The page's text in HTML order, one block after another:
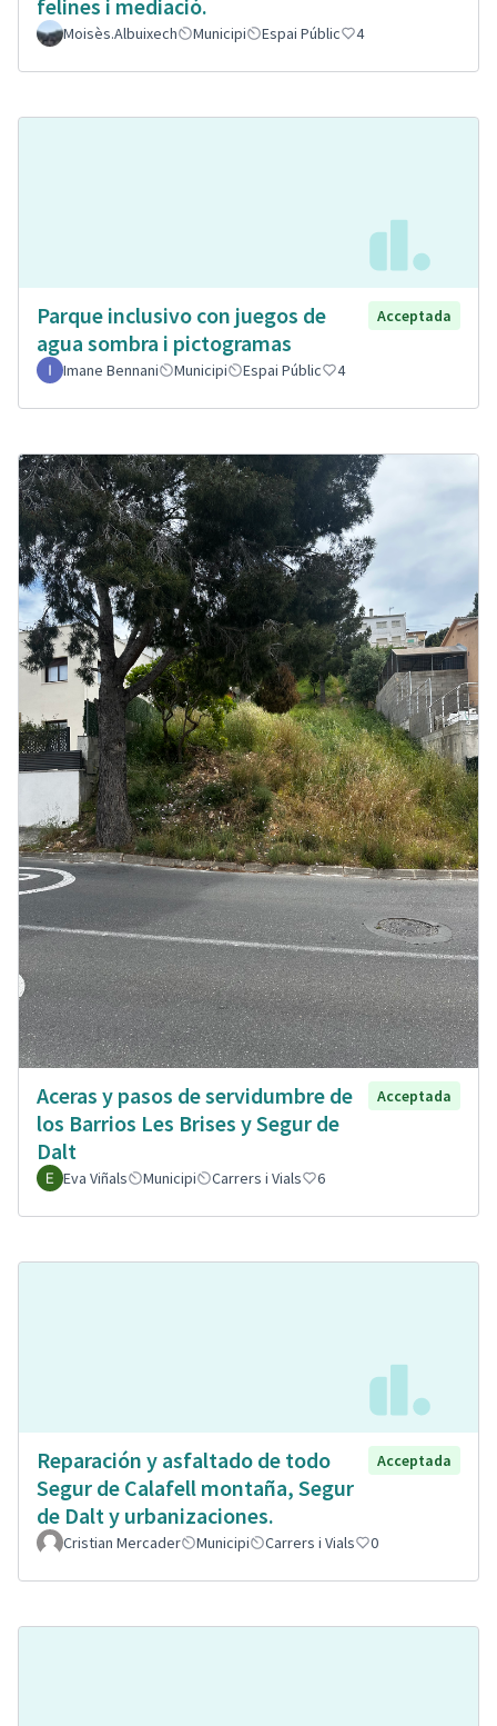
felines i mediació.
Moisès.Albuixech Municipi Espai Públic 4
Parque inclusivo con juegos de
agua sombra i pictogramas
Acceptada
Imane Bennani Municipi Espai Públic 4
Aceras y pasos de servidumbre de
los Barrios Les Brises y Segur de
Dalt
Acceptada
Eva Viñals Municipi Carrers i Vials 6
Reparación y asfaltado de todo
Segur de Calafell montaña, Segur
de Dalt y urbanizaciones.
Acceptada
Cristian Mercader Municipi Carrers i Vials 0